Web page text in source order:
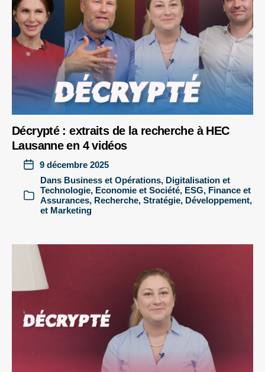
Décrypté : extraits de la recherche à HEC
Lausanne en 4 vidéos
9 décembre 2025
Dans Business et Opérations, Digitalisation et
Technologie, Economie et Société, ESG, Finance et
Assurances, Recherche, Stratégie, Développement,
et Marketing